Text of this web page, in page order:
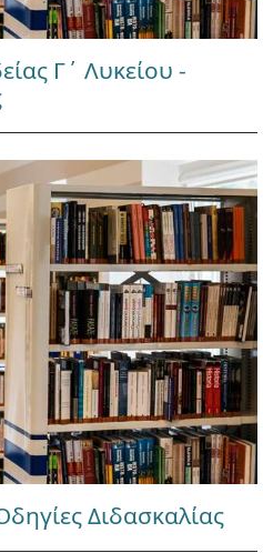
Γ΄ Λυκείου -
Διδασκαλίας